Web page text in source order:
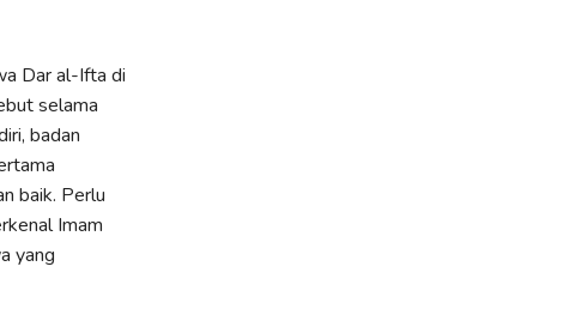
Dar al-Ifta di
selama
badan
baik. Perlu
Imam
yang